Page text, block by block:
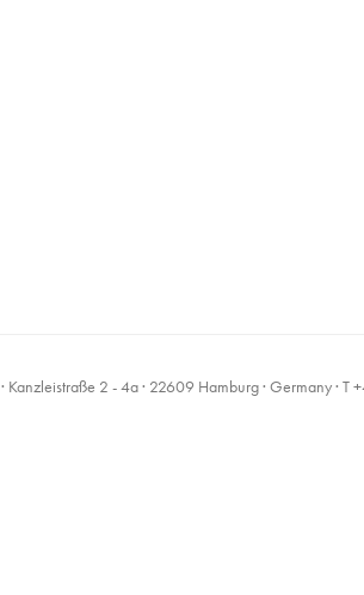
· Kanzleistraße 2 - 4a · 22609 Hamburg · Germany ·